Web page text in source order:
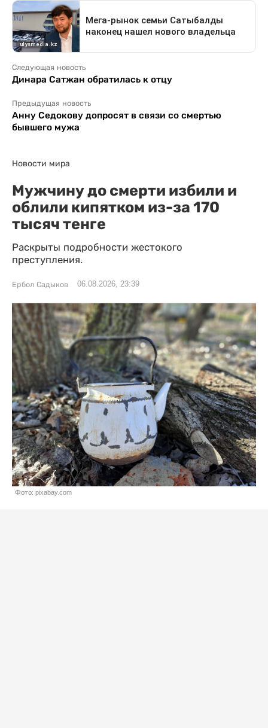
Следующая новость
Динара Сатжан обратилась к отцу
Предыдущая новость
Анну Седокову допросят в связи со смертью
бывшего мужа
Новости мира
Мужчину до смерти избили и
облили кипятком из-за 170
тысяч тенге
Раскрыты подробности жестокого
преступления.
Ербол Садыков 06.08.2026, 23:39
Фото: pixabay.com